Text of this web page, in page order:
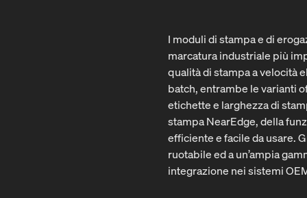
I moduli di stampa e di
marcatura industriale più
qualità di stampa a velocità
batch, entrambe le varianti
etichette e larghezza di
stampa NearEdge, della
efficiente e facile da usare.
ruotabile ed a un’ampia
integrazione nei sistemi